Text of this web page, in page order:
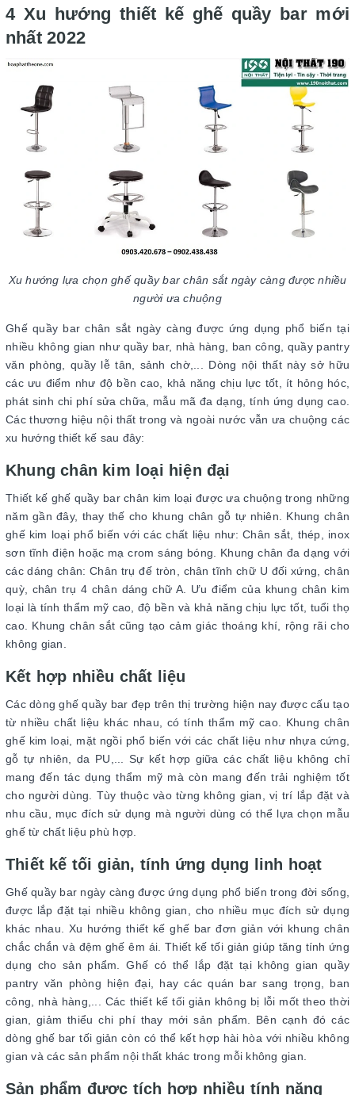
4 Xu hướng thiết kế ghế quầy bar mới
nhất 2022
Xu hướng lựa chọn ghế quầy bar chân sắt ngày càng được nhiều
người ưa chuộng
Ghế quầy bar chân sắt ngày càng được ứng dụng phổ biến tại
nhiều không gian như quầy bar, nhà hàng, ban công, quầy pantry
văn phòng, quầy lễ tân, sảnh chờ,... Dòng nội thất này sở hữu
các ưu điểm như độ bền cao, khả năng chịu lực tốt, ít hỏng hóc,
phát sinh chi phí sửa chữa, mẫu mã đa dạng, tính ứng dụng cao.
Các thương hiệu nội thất trong và ngoài nước vẫn ưa chuộng các
xu hướng thiết kế sau đây:
Khung chân kim loại hiện đại
Thiết kế ghế quầy bar chân kim loại được ưa chuộng trong những
năm gần đây, thay thế cho khung chân gỗ tự nhiên. Khung chân
ghế kim loại phổ biến với các chất liệu như: Chân sắt, thép, inox
sơn tĩnh điện hoặc mạ crom sáng bóng. Khung chân đa dạng với
các dáng chân: Chân trụ đế tròn, chân tĩnh chữ U đối xứng, chân
quỳ, chân trụ 4 chân dáng chữ A. Ưu điểm của khung chân kim
loại là tính thẩm mỹ cao, độ bền và khả năng chịu lực tốt, tuổi thọ
cao. Khung chân sắt cũng tạo cảm giác thoáng khí, rộng rãi cho
không gian.
Kết hợp nhiều chất liệu
Các dòng ghế quầy bar đẹp trên thị trường hiện nay được cấu tạo
từ nhiều chất liệu khác nhau, có tính thẩm mỹ cao. Khung chân
ghế kim loại, mặt ngồi phổ biến với các chất liệu như nhựa cứng,
gỗ tự nhiên, da PU,... Sự kết hợp giữa các chất liệu không chỉ
mang đến tác dụng thẩm mỹ mà còn mang đến trải nghiệm tốt
cho người dùng. Tùy thuộc vào từng không gian, vị trí lắp đặt và
nhu cầu, mục đích sử dụng mà người dùng có thể lựa chọn mẫu
ghế từ chất liệu phù hợp.
Thiết kế tối giản, tính ứng dụng linh hoạt
Ghế quầy bar ngày càng được ứng dụng phổ biến trong đời sống,
được lắp đặt tại nhiều không gian, cho nhiều mục đích sử dụng
khác nhau. Xu hướng thiết kế ghế bar đơn giản với khung chân
chắc chắn và đệm ghế êm ái. Thiết kế tối giản giúp tăng tính ứng
dụng cho sản phẩm. Ghế có thể lắp đặt tại không gian quầy
pantry văn phòng hiện đại, hay các quán bar sang trọng, ban
công, nhà hàng,... Các thiết kế tối giản không bị lỗi mốt theo thời
gian, giảm thiểu chi phí thay mới sản phẩm. Bên cạnh đó các
dòng ghế bar tối giản còn có thể kết hợp hài hòa với nhiều không
gian và các sản phẩm nội thất khác trong mỗi không gian.
Sản phẩm được tích hợp nhiều tính năng